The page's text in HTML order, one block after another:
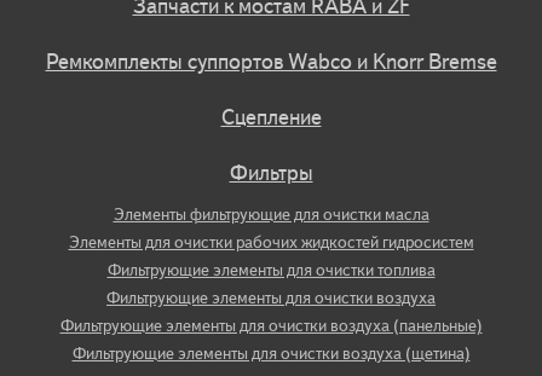
Запчасти к мостам RABA и ZF
Ремкомплекты суппортов Wabco и Knorr Bremse
Сцепление
Фильтры
Элементы фильтрующие для очистки масла
Элементы для очистки рабочих жидкостей гидросистем
Фильтрующие элементы для очистки топлива
Фильтрующие элементы для очистки воздуха
Фильтрующие элементы для очистки воздуха (панельные)
Фильтрующие элементы для очистки воздуха (щетина)